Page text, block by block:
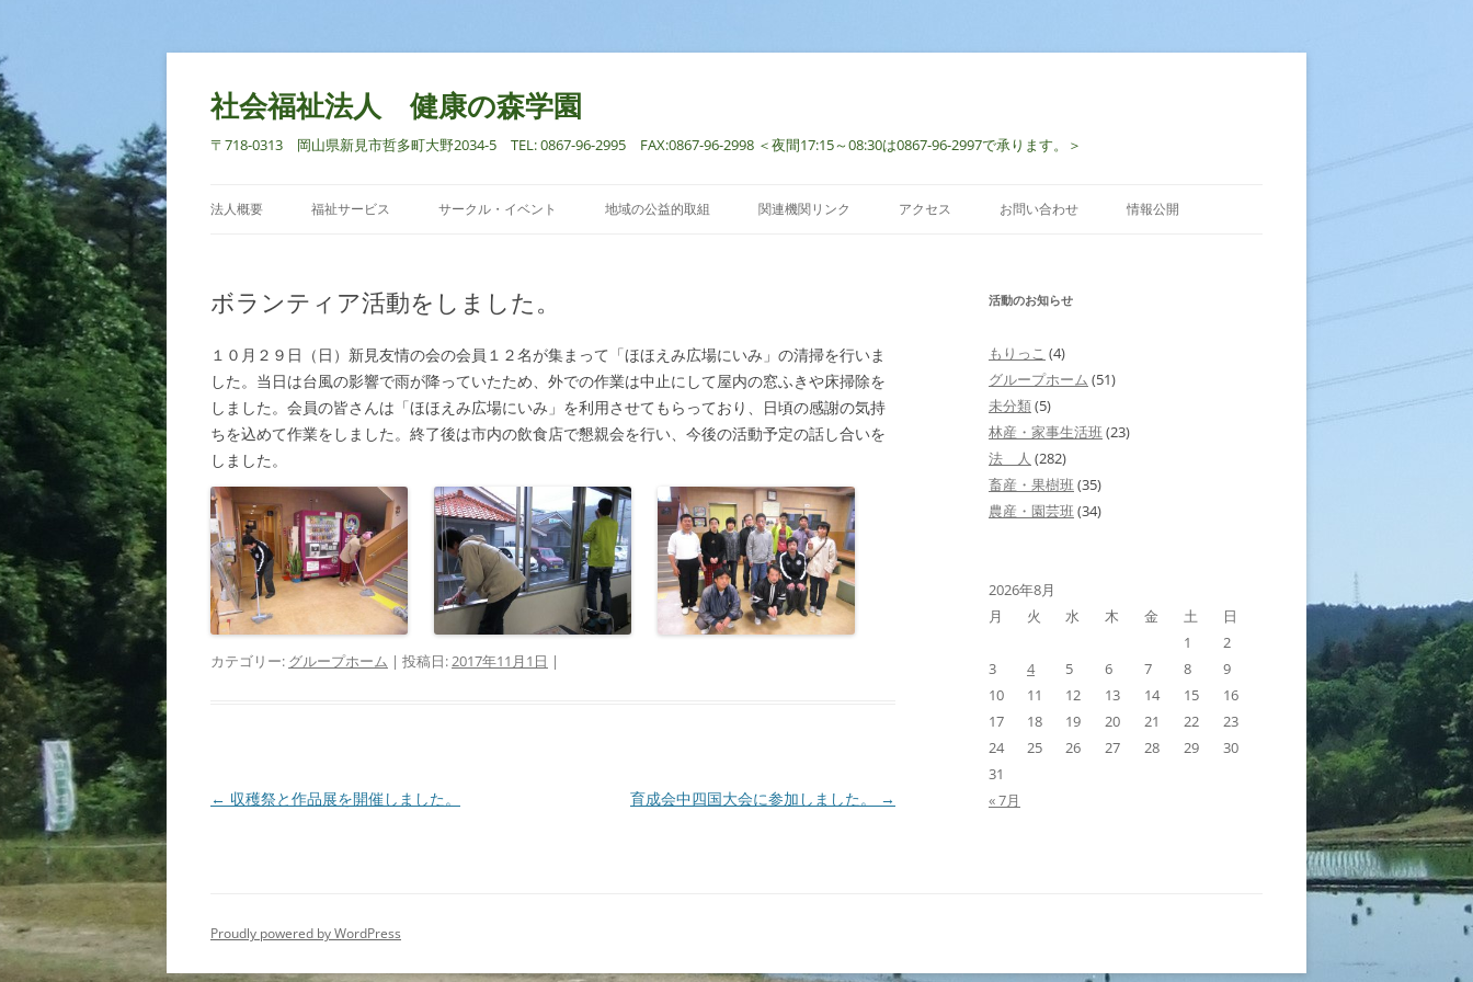
社会福祉法人 健康の森学園
〒718-0313 岡山県新見市哲多町大野2034-5 TEL: 0867-96-2995 FAX:0867-96-2998 ＜夜間17:15～08:30は0867-96-2997で承ります。＞
法人概要 福祉サービス サークル・イベント 地域の公益的取組 関連機関リンク アクセス お問い合わせ 情報公開
ボランティア活動をしました。
１０月２９日（日）新見友情の会の会員１２名が集まって「ほほえみ広場にいみ」の清掃を行いま
した。当日は台風の影響で雨が降っていたため、外での作業は中止にして屋内の窓ふきや床掃除を
しました。会員の皆さんは「ほほえみ広場にいみ」を利用させてもらっており、日頃の感謝の気持
ちを込めて作業をしました。終了後は市内の飲食店で懇親会を行い、今後の活動予定の話し合いを
しました。
カテゴリー: グループホーム | 投稿日:2017年11月1日 |
投
← 収穫祭と作品展を開催しました。 育成会中四国大会に参加しました。 →
活動のお知らせ
もりっこ (4)
グループホーム (51)
未分類(5)
林産・家事生活班(23)
法 人 (282)
畜産・果樹班(35)
農産・園芸班(34)
2026年8月
月
火 水 木 金 土
日
1
2
3
4 5 6 7 8
9
10
11 12 13 14 15
16
17
18 19 20 21 22
23
24
25 26 27 28 29
30
31
« 7月
Proudly powered by WordPress